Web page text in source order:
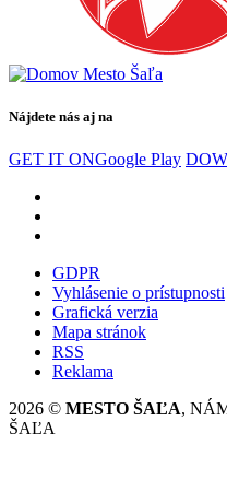
Nájdete nás aj na
GET IT ONGoogle Play
GDPR
Vyhlásenie o prístupnosti
Grafická verzia
Mapa stránok
RSS
Reklama
2026 © MESTO ŠAĽA,
ŠAĽA